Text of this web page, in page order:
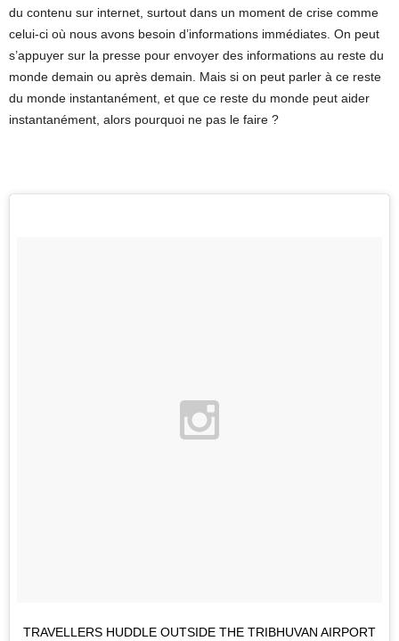
du contenu sur internet, surtout dans un moment de crise comme
celui-ci où nous avons besoin d’informations immédiates. On peut
s’appuyer sur la presse pour envoyer des informations au reste du
monde demain ou après demain. Mais si on peut parler à ce reste
du monde instantanément, et que ce reste du monde peut aider
instantanément, alors pourquoi ne pas le faire ?
TRAVELLERS HUDDLE OUTSIDE THE TRIBHUVAN AIRPORT